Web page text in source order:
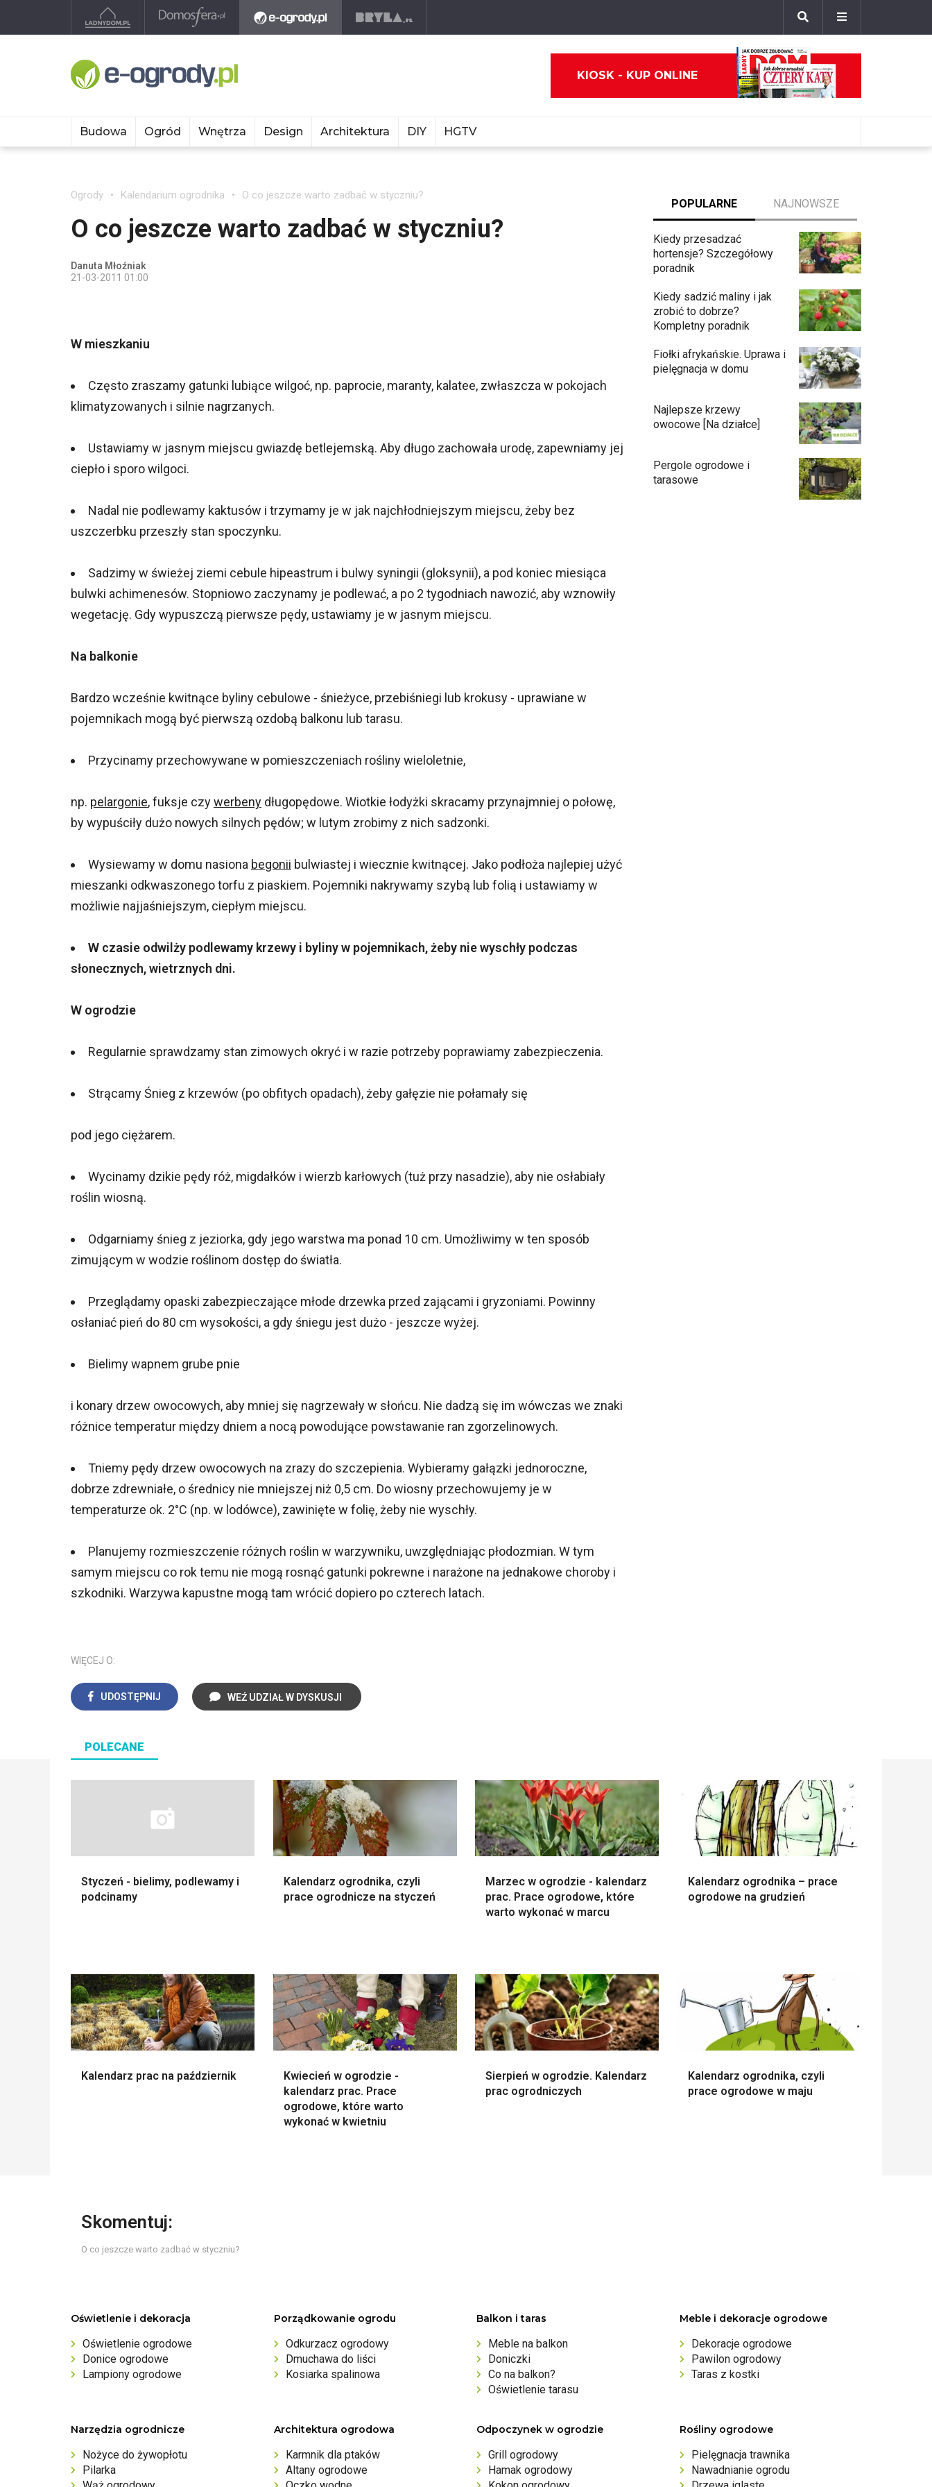
KIOSK - KUP ONLINE
Budowa Ogród Wnętrza Design Architektura DIY HGTV
Ogrody Kalendarium ogrodnika O co jeszcze warto zadbać w styczniu?
O co jeszcze warto zadbać w styczniu?
Danuta Młoźniak
21-03-2011 01:00
W mieszkaniu
Często zraszamy gatunki lubiące wilgoć, np. paprocie, maranty, kalatee, zwłaszcza w pokojach
klimatyzowanych i silnie nagrzanych.
Ustawiamy w jasnym miejscu gwiazdę betlejemską. Aby długo zachowała urodę, zapewniamy jej
ciepło i sporo wilgoci.
Nadal nie podlewamy kaktusów i trzymamy je w jak najchłodniejszym miejscu, żeby bez
uszczerbku przeszły stan spoczynku.
Sadzimy w świeżej ziemi cebule hipeastrum i bulwy syningii (gloksynii), a pod koniec miesiąca
bulwki achimenesów. Stopniowo zaczynamy je podlewać, a po 2 tygodniach nawozić, aby wznowiły
wegetację. Gdy wypuszczą pierwsze pędy, ustawiamy je w jasnym miejscu.
Na balkonie
Bardzo wcześnie kwitnące byliny cebulowe - śnieżyce, przebiśniegi lub krokusy - uprawiane w
pojemnikach mogą być pierwszą ozdobą balkonu lub tarasu.
Przycinamy przechowywane w pomieszczeniach rośliny wieloletnie,
np. pelargonie, fuksje czywerbeny długopędowe. Wiotkie łodyżki skracamy przynajmniej o połowę,
by wypuściły dużo nowych silnych pędów; w lutym zrobimy z nich sadzonki.
Wysiewamy w domu nasiona begonii bulwiastej i wiecznie kwitnącej. Jako podłoża najlepiej użyć
mieszanki odkwaszonego torfu z piaskiem. Pojemniki nakrywamy szybą lub folią i ustawiamy w
możliwie najjaśniejszym, ciepłym miejscu.
W czasie odwilży podlewamy krzewy i byliny w pojemnikach, żeby nie wyschły podczas
słonecznych, wietrznych dni.
W ogrodzie
Regularnie sprawdzamy stan zimowych okryć i w razie potrzeby poprawiamy zabezpieczenia.
Strącamy Śnieg z krzewów (po obfitych opadach), żeby gałęzie nie połamały się
pod jego ciężarem.
Wycinamy dzikie pędy róż, migdałków i wierzb karłowych (tuż przy nasadzie), aby nie osłabiały
roślin wiosną.
Odgarniamy śnieg z jeziorka, gdy jego warstwa ma ponad 10 cm. Umożliwimy w ten sposób
zimującym w wodzie roślinom dostęp do światła.
Przeglądamy opaski zabezpieczające młode drzewka przed zającami i gryzoniami. Powinny
osłaniać pień do 80 cm wysokości, a gdy śniegu jest dużo - jeszcze wyżej.
Bielimy wapnem grube pnie
i konary drzew owocowych, aby mniej się nagrzewały w słońcu. Nie dadzą się im wówczas we znaki
różnice temperatur między dniem a nocą powodujące powstawanie ran zgorzelinowych.
Tniemy pędy drzew owocowych na zrazy do szczepienia. Wybieramy gałązki jednoroczne,
dobrze zdrewniałe, o średnicy nie mniejszej niż 0,5 cm. Do wiosny przechowujemy je w
temperaturze ok. 2°C (np. w lodówce), zawinięte w folię, żeby nie wyschły.
Planujemy rozmieszczenie różnych roślin w warzywniku, uwzględniając płodozmian. W tym
samym miejscu co rok temu nie mogą rosnąć gatunki pokrewne i narażone na jednakowe choroby i
szkodniki. Warzywa kapustne mogą tam wrócić dopiero po czterech latach.
WIĘCEJ O:
UDOSTĘPNIJ WEŹ UDZIAŁ W DYSKUSJI
POPULARNE NAJNOWSZE
Kiedy przesadzać
hortensje? Szczegółowy
poradnik
Kiedy sadzić maliny i jak
zrobić to dobrze?
Kompletny poradnik
Fiołki afrykańskie. Uprawa i
pielęgnacja w domu
Najlepsze krzewy
owocowe [Na działce]
Pergole ogrodowe i
tarasowe
POLECANE
Styczeń - bielimy, podlewamy i
podcinamy
Kalendarz ogrodnika, czyli
prace ogrodnicze na styczeń
Marzec w ogrodzie - kalendarz
prac. Prace ogrodowe, które
warto wykonać w marcu
Kalendarz ogrodnika – prace
ogrodowe na grudzień
Kalendarz prac na październik
Kwiecień w ogrodzie -
kalendarz prac. Prace
ogrodowe, które warto
wykonać w kwietniu
Sierpień w ogrodzie. Kalendarz
prac ogrodniczych
Kalendarz ogrodnika, czyli
prace ogrodowe w maju
Skomentuj:
O co jeszcze warto zadbać w styczniu?
Oświetlenie i dekoracja
Oświetlenie ogrodowe
Donice ogrodowe
Lampiony ogrodowe
Porządkowanie ogrodu
Odkurzacz ogrodowy
Dmuchawa do liści
Kosiarka spalinowa
Balkon i taras
Meble na balkon
Doniczki
Co na balkon?
Oświetlenie tarasu
Meble i dekoracje ogrodowe
Dekoracje ogrodowe
Pawilon ogrodowy
Taras z kostki
Narzędzia ogrodnicze
Nożyce do żywopłotu
Pilarka
Architektura ogrodowa
Karmnik dla ptaków
Altany ogrodowe
Odpoczynek w ogrodzie
Grill ogrodowy
Hamak ogrodowy
Rośliny ogrodowe
Pielęgnacja trawnika
Nawadnianie ogrodu